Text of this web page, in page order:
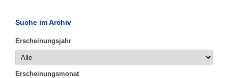
Suche im Archiv
Erscheinungsjahr
Erscheinungsmonat